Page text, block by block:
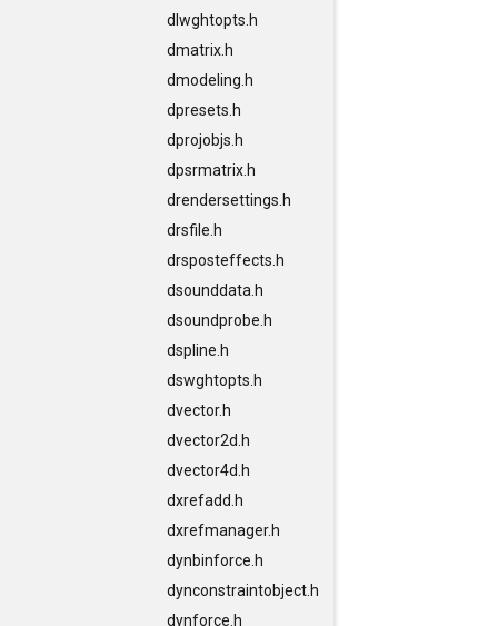
dlwghtopts.h
dmatrix.h
dmodeling.h
dpresets.h
dprojobjs.h
dpsrmatrix.h
drendersettings.h
drsfile.h
drsposteffects.h
dsounddata.h
dsoundprobe.h
dspline.h
dswghtopts.h
dvector.h
dvector2d.h
dvector4d.h
dxrefadd.h
dxrefmanager.h
dynbinforce.h
dynconstraintobject.h
dynforce.h